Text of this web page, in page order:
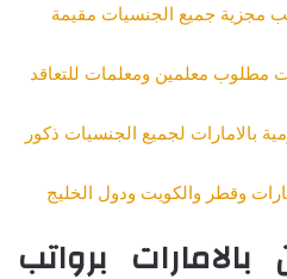
مجزية جميع الجنسيات مقيمة
مطلوب معلمين ومعلمات للتعاقد
بالامارات لجميع الجنسيات ذكور
وقطر والكويت ودول الخليج
برواتب